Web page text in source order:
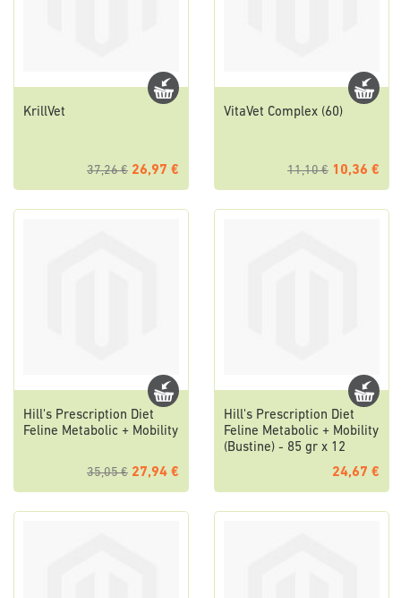
KrillVet
37,26 € 26,97 €
VitaVet Complex (60)
11,10 € 10,36 €
Hill's Prescription Diet
Feline Metabolic + Mobility
35,05 € 27,94 €
Hill's Prescription Diet
Feline Metabolic + Mobility
(Bustine) - 85 gr x 12
24,67 €